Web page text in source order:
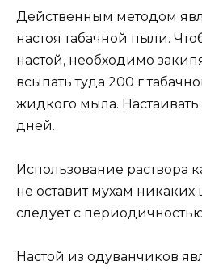
Действенным методом
настоя табачной пыли.
настой, необходимо
всыпать туда 200 г
жидкого мыла.
дней.
Использование раствора
не оставит мухам никаких
следует с
Настой из одуванчиков